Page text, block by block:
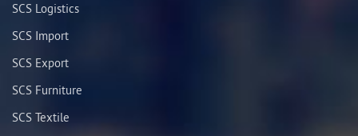
SCS Logistics
SCS Import
SCS Export
SCS Furniture
SCS Textile